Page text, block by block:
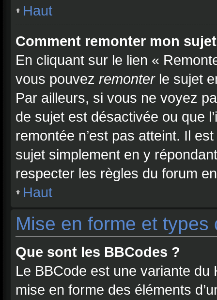
Haut
Comment remonter mon
En cliquant sur le lien «
vous pouvez remonterle sujet
Par ailleurs, si vous ne voyez
de sujet est désactivée ou que
remontée n’est pas atteint. Il
sujet simplement en y
respecter les règles du forum
Haut
Mise en forme et types
Que sont les BBCodes ?
Le BBCode est une variante
mise en forme des éléments